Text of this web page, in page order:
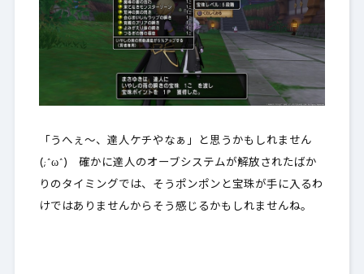
「うへぇ～、達人ケチやなぁ」と思うかもしれません
(;^ω^) 確かに達人のオーブシステムが解放されたばか
りのタイミングでは、そうポンポンと宝珠が手に入るわ
けではありませんからそう感じるかもしれませんね。